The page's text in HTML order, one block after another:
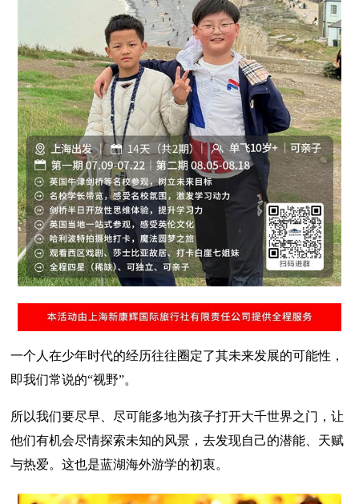
一个人在少年时代的经历往往圈定了其未来发展的可能性，
即我们常说的“视野”。
所以我们要尽早、尽可能多地为孩子打开大千世界之门，让
他们有机会尽情探索未知的风景，去发现自己的潜能、天赋
与热爱。这也是蓝湖海外游学的初衷。